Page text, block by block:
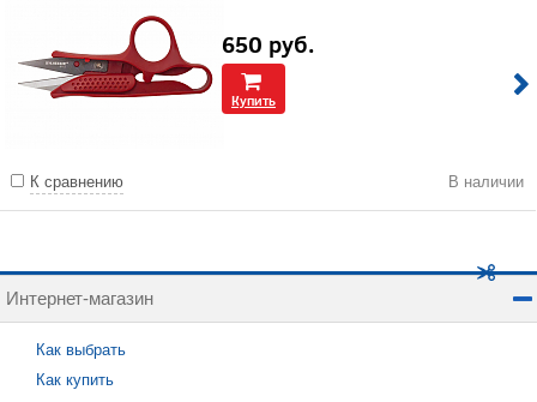
650 руб.
Купить
К сравнению В наличии
Интернет-магазин
Как выбрать
Как купить